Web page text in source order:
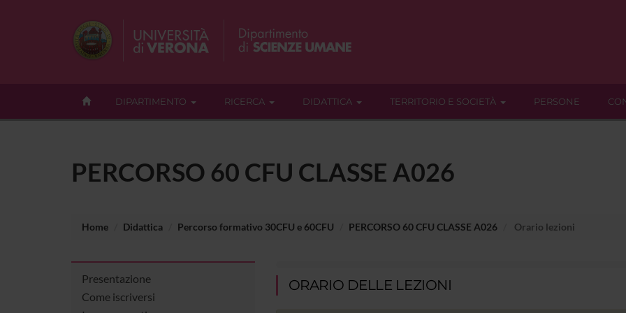
DIPARTIMENTO RICERCA DIDATTICA TERRITORIO E SOCIETÀ PERSONE
PERCORSO 60 CFU CLASSE A026
Home Didattica Percorso formativo 30CFU e 60CFU PERCORSO 60 CFU CLASSE A026 Orario lezioni
Presentazione
Come iscriversi
ORARIO DELLE LEZIONI